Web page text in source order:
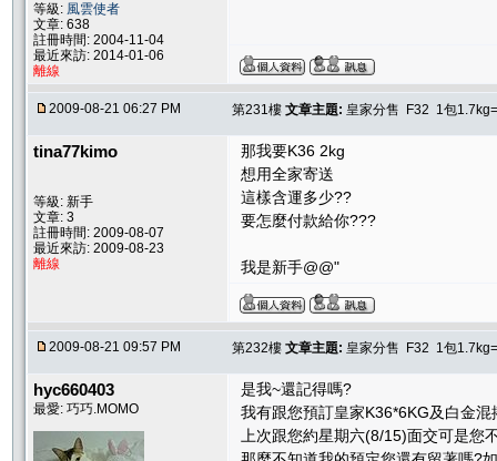
等級: 風雲使者
文章: 638
註冊時間: 2004-11-04
最近來訪: 2014-01-06
離線
2009-08-21 06:27 PM 第231樓 文章主題: 皇家分售 F32 1包
tina77kimo
等級: 新手
文章: 3
註冊時間: 2009-08-07
最近來訪: 2009-08-23
離線
那我要K36 2kg
想用全家寄送
這樣含運多少??
要怎麼付款給你???
我是新手@@"
2009-08-21 09:57 PM 第232樓 文章主題: 皇家分售 F32 1包
hyc660403
最愛: 巧巧.MOMO
是我~還記得嗎?
我有跟您預訂皇家K36*6KG及白金混
上次跟您約星期六(8/15)面交可是您